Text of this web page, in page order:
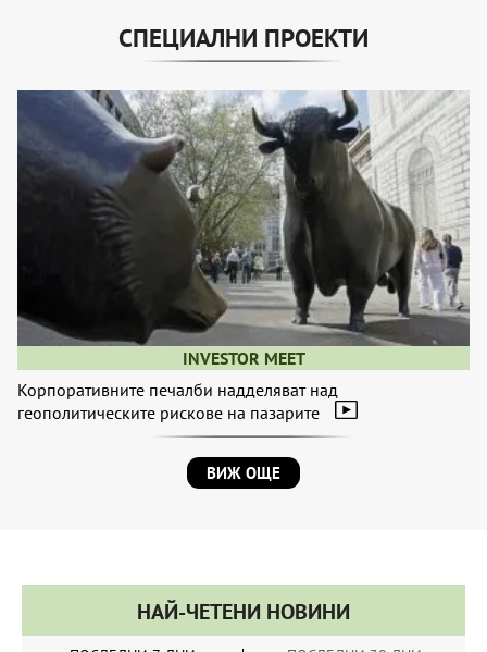
СПЕЦИАЛНИ ПРОЕКТИ
INVESTOR MEET
Корпоративните печалби надделяват над
геополитическите рискове на пазарите
ВИЖ ОЩЕ
НАЙ-ЧЕТЕНИ НОВИНИ